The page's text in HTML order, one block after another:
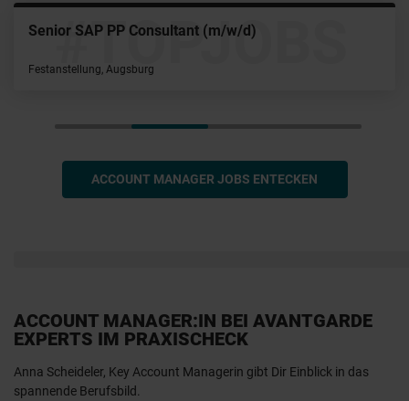
#TOPJOBS
Senior Recruitment Consultant (m/w/d) TECH & IT
Interner Job bei YER, Köln
ACCOUNT MANAGER JOBS ENTECKEN
ACCOUNT MANAGER:IN BEI AVANTGARDE
EXPERTS IM PRAXISCHECK
Anna Scheideler, Key Account Managerin gibt Dir Einblick in das
spannende Berufsbild.